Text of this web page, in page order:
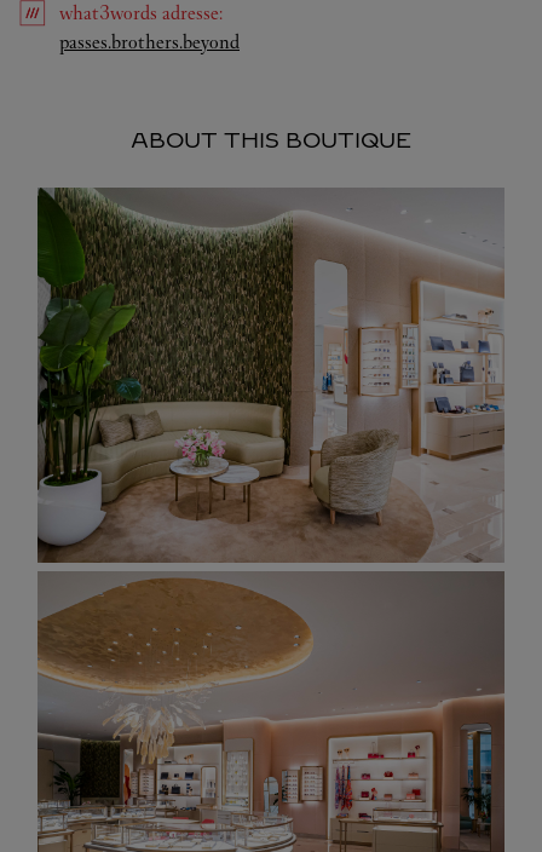
what3words adresse:
passes.brothers.beyond
ABOUT THIS BOUTIQUE